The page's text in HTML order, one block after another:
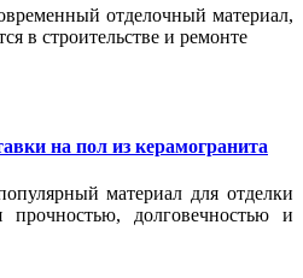
отделочный материал,
в строительстве и ремонте
на пол из керамогранита
материал для отделки
прочностью, долговечностью и